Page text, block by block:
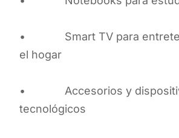
• Smart TV para
el hogar
• Accesorios y
tecnológicos